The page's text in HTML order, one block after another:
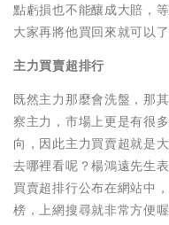
點虧損也不能釀成大賠，
大家再將他買回來就可以了
主力買賣超排行
既然主力那麼會洗盤，那
察主力，市場上更是有很
向，因此主力買賣超就是
去哪裡看呢？楊鴻遠先生
買賣超排行公布在網站中
榜，上網搜尋就非常方便喔